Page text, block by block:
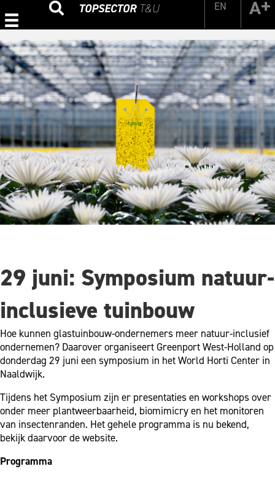
EN
Zoeken
29 juni: Symposium natuur-
inclusieve tuinbouw
Hoe kunnen glastuinbouw-ondernemers meer natuur-inclusief
ondernemen? Daarover organiseert Greenport West-Holland op
donderdag 29 juni een symposium in het World Horti Center in
Naaldwijk.
Tijdens het Symposium zijn er presentaties en workshops over
onder meer plantweerbaarheid, biomimicry en het monitoren
van insectenranden. Het gehele programma is nu bekend,
bekijk daarvoor de website.
Programma